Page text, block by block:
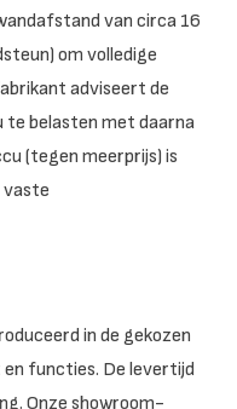
van circa 16
om volledige
adviseert de
te belasten met daarna
(tegen meerprijs) is
vaste
in de gekozen
functies. De levertijd
Onze showroom-